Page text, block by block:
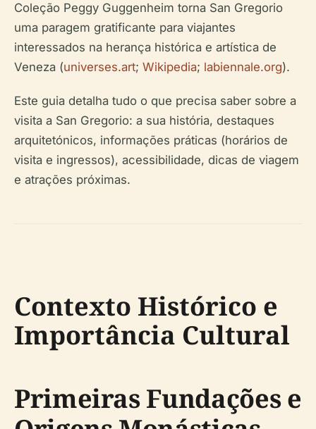
Coleção Peggy Guggenheim torna San Gregorio
uma paragem gratificante para viajantes
interessados na herança histórica e artística de
Veneza (universes.art; Wikipedia; labiennale.org).
Este guia detalha tudo o que precisa saber sobre a
visita a San Gregorio: a sua história, destaques
arquitetónicos, informações práticas (horários de
visita e ingressos), acessibilidade, dicas de viagem
e atrações próximas.
Contexto Histórico e
Importância Cultural
Primeiras Fundações e